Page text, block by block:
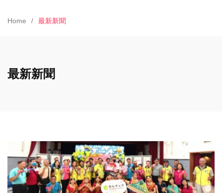
Home 最新新聞
最新新聞